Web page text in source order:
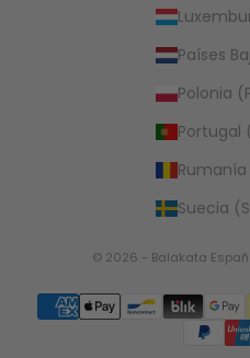
Países
Polonia
Portugal
Rumanía
Suecia
© 2026 - Balakata